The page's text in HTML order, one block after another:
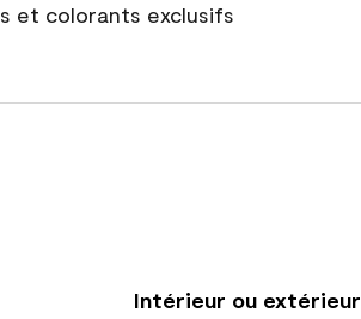
et colorants exclusifs
Intérieur ou extérieur